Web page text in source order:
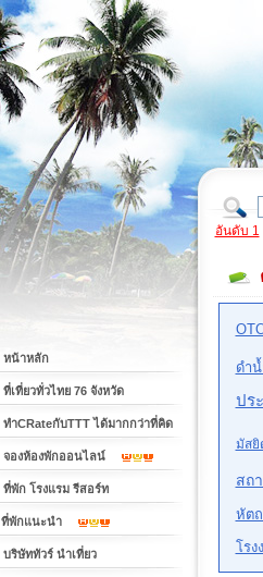
อันดับ 1
ดำน้
ปร
มัสยิ
สถ
หัต
โรง
หน้าหลัก
ที่เที่ยวทั่วไทย 76 จังหวัด
ทำCRateกับTTT ได้มากกว่าที่คิด
จองห้องพักออนไลน์
ที่พัก โรงแรม รีสอร์ท
ที่พักแนะนำ
บริษัททัวร์ นำเที่ยว